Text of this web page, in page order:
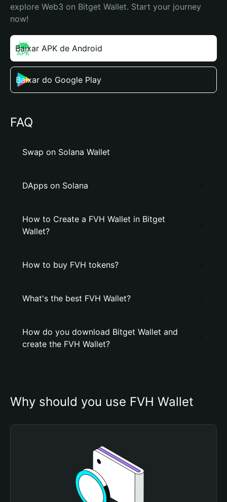
explore Web3 on Bitget Wallet. Start your journey
now!
Baixar APK de Android
Baixar do Google Play
FAQ
Swap on Solana Wallet
DApps on Solana
How to Create a FVH Wallet in Bitget
Wallet?
How to buy FVH tokens?
What's the best FVH Wallet?
How do you download Bitget Wallet and
create the FVH Wallet?
Why should you use FVH Wallet